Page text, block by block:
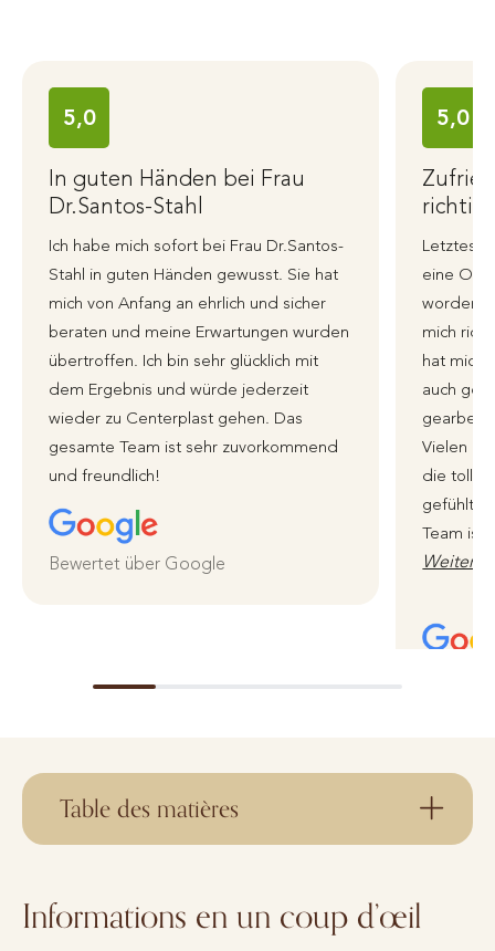
5,0
In guten Händen bei Frau
Dr.Santos-Stahl
Ich habe mich sofort bei Frau Dr.Santos-
Stahl in guten Händen gewusst. Sie hat
mich von Anfang an ehrlich und sicher
beraten und meine Erwartungen wurden
übertroffen. Ich bin sehr glücklich mit
dem Ergebnis und würde jederzeit
wieder zu Centerplast gehen. Das
gesamte Team ist sehr zuvorkommend
und freundlich!
Bewertet über Google
5,0
richtig
Letztes
eine
worden,
mich
hat mich
auch
Vielen
die tolle
gefühlt
Team ist
Table des matières
Informations en un coup d’œil